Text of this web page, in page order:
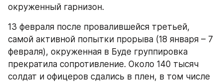
окруженный гарнизон.
13 февраля после провалившейся третьей,
самой активной попытки прорыва (18 января – 7
февраля), окруженная в Буде группировка
прекратила сопротивление. Около 140 тысяч
солдат и офицеров сдались в плен, в том числе